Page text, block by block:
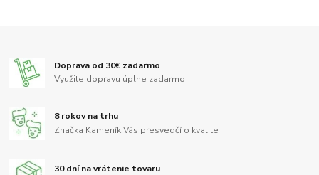
Doprava od 30€ zadarmo
Využite dopravu úplne zadarmo
8 rokov na trhu
Značka Kameník Vás presvedčí o kvalite
30 dní na vrátenie tovaru